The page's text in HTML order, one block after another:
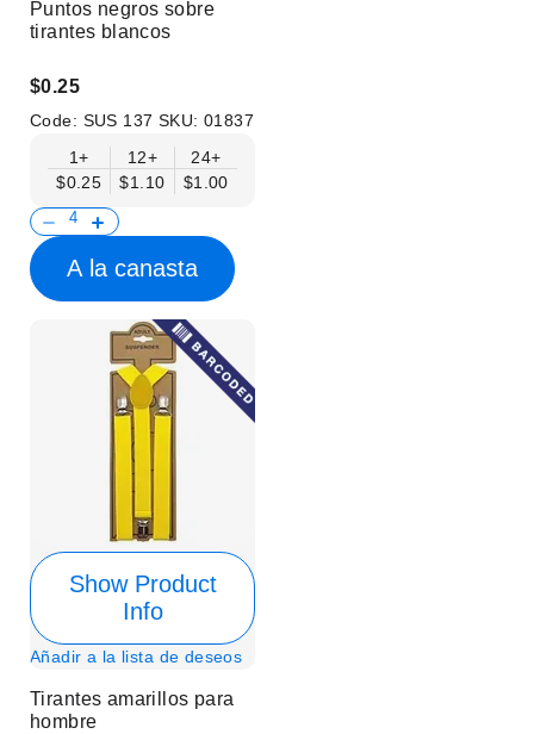
Puntos negros sobre
tirantes blancos
$0.25
Code: SUS 137 SKU:01837
1+
$0.25
12+
$1.10
24+
$1.00
A la canasta
Show Product
Info
Añadir a la lista de deseos
Tirantes amarillos para
hombre